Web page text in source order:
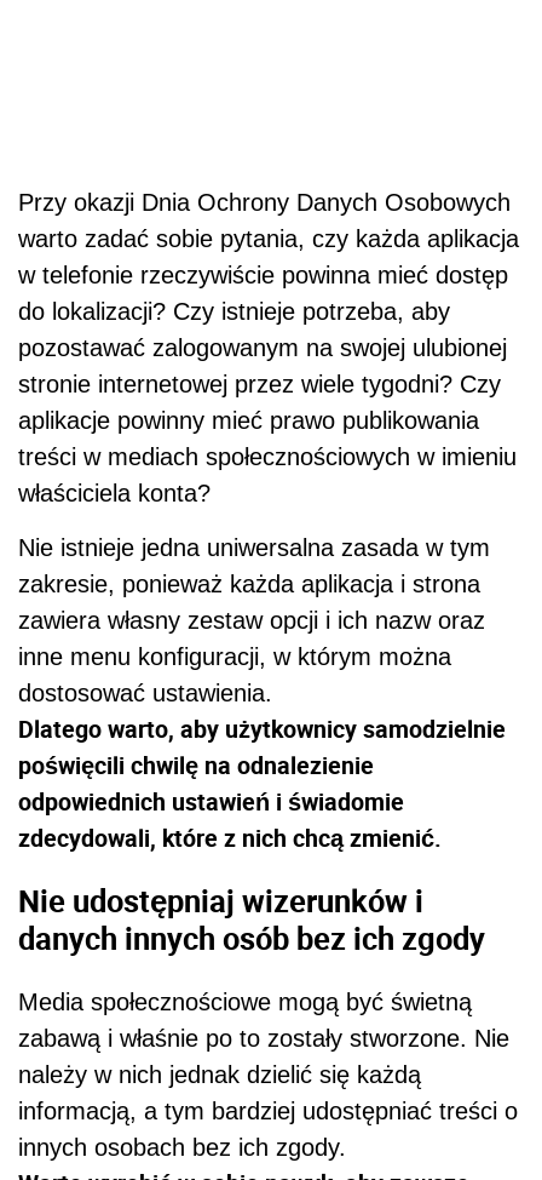
Przy okazji Dnia Ochrony Danych Osobowych
warto zadać sobie pytania, czy każda aplikacja
w telefonie rzeczywiście powinna mieć dostęp
do lokalizacji? Czy istnieje potrzeba, aby
pozostawać zalogowanym na swojej ulubionej
stronie internetowej przez wiele tygodni? Czy
aplikacje powinny mieć prawo publikowania
treści w mediach społecznościowych w imieniu
właściciela konta?
Nie istnieje jedna uniwersalna zasada w tym
zakresie, ponieważ każda aplikacja i strona
zawiera własny zestaw opcji i ich nazw oraz
inne menu konfiguracji, w którym można
dostosować ustawienia.
Dlatego warto, aby użytkownicy samodzielnie
poświęcili chwilę na odnalezienie
odpowiednich ustawień i świadomie
zdecydowali, które z nich chcą zmienić.
Nie udostępniaj wizerunków i
danych innych osób bez ich zgody
Media społecznościowe mogą być świetną
zabawą i właśnie po to zostały stworzone. Nie
należy w nich jednak dzielić się każdą
informacją, a tym bardziej udostępniać treści o
innych osobach bez ich zgody.